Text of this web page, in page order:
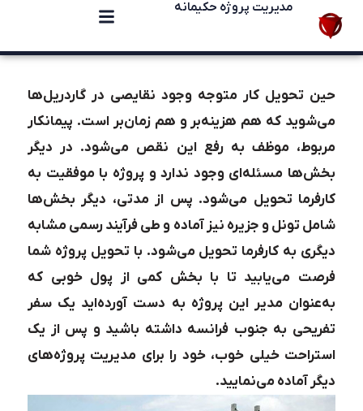
مدیریت پروژه حکیمانه
حین تحویل کار متوجه وجود نقایصی در گاردریل‌ها
می‌شوید که هم هزینه‌بر و هم زمان‌بر است. پیمانکار
مربوط، موظف به رفع این نقص می‌شود. در دیگر
بخش‌ها مسئله‌ای وجود ندارد و پروژه با موفقیت به
کارفرما تحویل می‌شود. پس از مدتی، دیگر بخش‌ها
شامل تونل و جزیره نیز آماده و طی فرآیند رسمی مشابه
دیگری به کارفرما تحویل می‌شود. با تحویل پروژه شما
فرصت می‌یابید تا با بخش کمی از پول خوبی که
به‌عنوان مدیر این پروژه به دست آورده‌اید یک سفر
تفریحی به جنوب فرانسه داشته باشید و پس از یک
استراحت خیلی خوب، خود را برای مدیریت پروژه‌های
دیگر آماده می‌نمایید.